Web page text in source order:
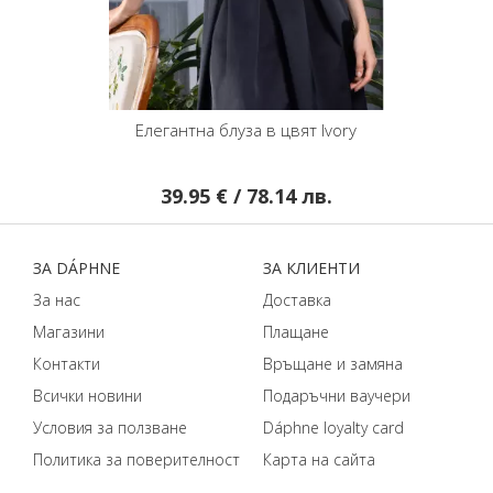
Елегантна блуза в цвят Ivory
39.95 € / 78.14 лв.
ЗA DÁPHNЕ
За нас
Магазини
Контакти
Всички новини
Условия за ползване
Политика за поверителност
ЗA КЛИЕНТИ
Доставка
Плащане
Връщане и замяна
Подаръчни ваучери
Dáphnе loyalty card
Карта на сайта